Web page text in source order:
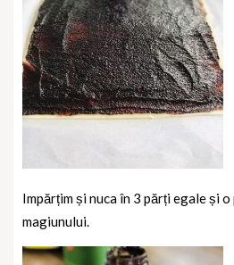
Impărțim și nuca în 3 părți egale și
magiunului.